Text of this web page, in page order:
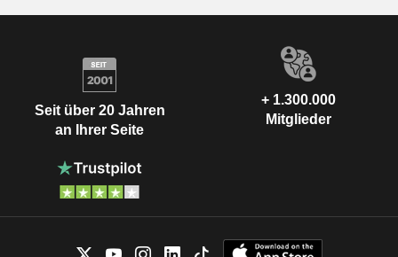
Seit über 20 Jahren
an Ihrer Seite
+ 1.300.000
Mitglieder